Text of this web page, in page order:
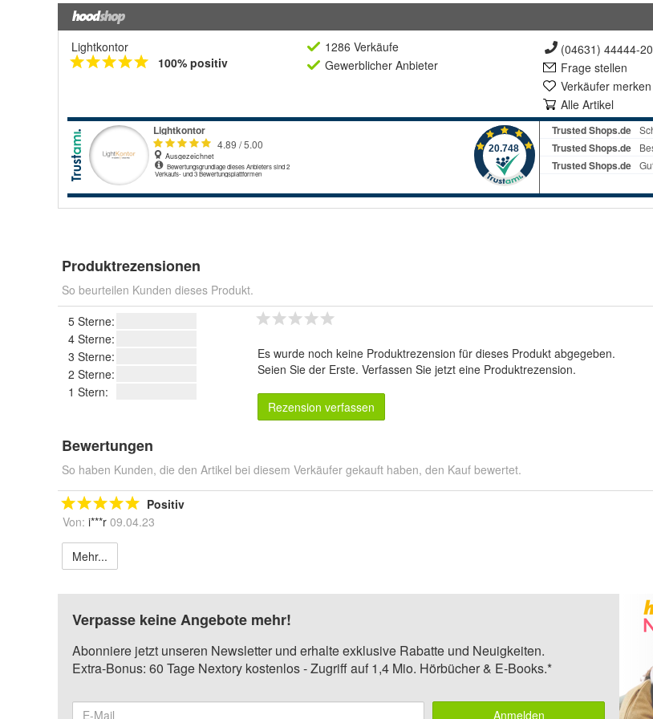
Lightkontor
100% positiv
1286 Verkäufe
Gewerblicher Anbieter
(04631) 44444-20
Frage stellen
Verkäufer merken
Alle Artikel
Produktrezensionen
So beurteilen Kunden dieses Produkt.
5 Sterne:
4 Sterne:
3 Sterne:
2 Sterne:
1 Stern:
Es wurde noch keine Produktrezension für dieses Produkt abgegeben.
Seien Sie der Erste. Verfassen Sie jetzt eine Produktrezension.
Rezension verfassen
Bewertungen
So haben Kunden, die den Artikel bei diesem Verkäufer gekauft haben, den Kauf bewertet.
Positiv
Von: i***r 09.04.23
Mehr...
Verpasse keine Angebote mehr!
Abonniere jetzt unseren Newsletter und erhalte exklusive Rabatte und Neuigkeiten.
Extra-Bonus: 60 Tage Nextory kostenlos - Zugriff auf 1,4 Mio. Hörbücher & E-Books.*
Anmelden